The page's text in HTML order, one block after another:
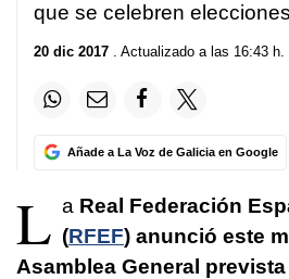
que se celebren
20 dic 2017 . Actualizado a las 16:43 h.
Añade a La Voz de Galicia en Google
L a Real Federación
(RFEF) anunció este
Asamblea General